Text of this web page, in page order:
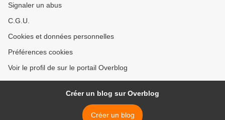
Signaler un abus
C.G.U.
Cookies et données personnelles
Préférences cookies
Voir le profil de sur le portail Overblog
Créer un blog sur Overblog
Créer un blog